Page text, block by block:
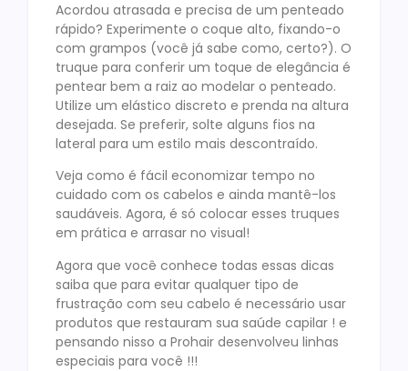
Acordou atrasada e precisa de um penteado
rápido? Experimente o coque alto, fixando-o
com grampos (você já sabe como, certo?). O
truque para conferir um toque de elegância é
pentear bem a raiz ao modelar o penteado.
Utilize um elástico discreto e prenda na altura
desejada. Se preferir, solte alguns fios na
lateral para um estilo mais descontraído.
Veja como é fácil economizar tempo no
cuidado com os cabelos e ainda mantê-los
saudáveis. Agora, é só colocar esses truques
em prática e arrasar no visual!
Agora que você conhece todas essas dicas
saiba que para evitar qualquer tipo de
frustração com seu cabelo é necessário usar
produtos que restauram sua saúde capilar ! e
pensando nisso a Prohair desenvolveu linhas
especiais para você !!!